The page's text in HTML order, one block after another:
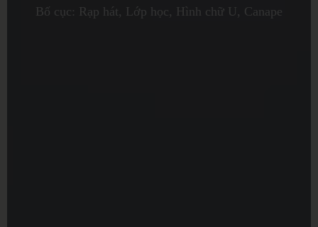
Bố cục: Rạp hát, Lớp học, Hình chữ U, Canape